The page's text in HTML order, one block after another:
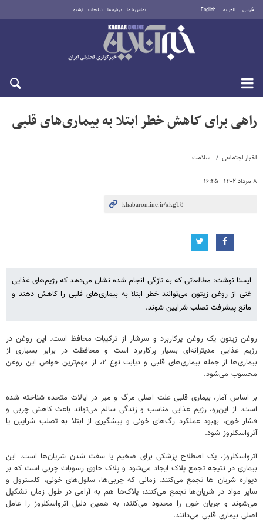
فارسی العربية English تماس با ما درباره ما تبلیغات آرشیو
یکشنبه ۱۸ مرداد ۱۴۰۵
اخبار اجتماعی سلامت
۸ مرداد ۱۴۰۲ - ۱۶:۴۵
راهی برای کاهش خطر ابتلا به بیماری‌های قلبی
ایسنا نوشت: مطالعاتی که به تازگی انجام شده نشان می‌دهد که رژیم‌های غذایی
غنی از روغن زیتون می‌توانند خطر ابتلا به بیماری‌های قلبی را کاهش دهند و
مانع پیشرفت تصلب شرایین شوند.
روغن زیتون یک روغن پرکاربرد و سرشار از ترکیبات محافظ است. این روغن در
رژیم غذایی مدیترانه‌ای بسیار پرکاربرد است و محافظت در برابر بسیاری از
بیماری‌ها از جمله بیماری‌های قلبی و دیابت نوع ۲، از مهم‌ترین خواص این روغن
محسوب می‌شود.
بر اساس آمار، بیماری قلبی علت اصلی مرگ و میر در ایالات متحده شناخته شده
است. از این‌رو، رژیم غذایی مناسب و زندگی سالم می‌تواند باعث کاهش چربی و
فشار خون، بهبود عملکرد رگ‌های خونی و پیشگیری از ابتلا به تصلب شرایین یا
آترواسکلروز شود.
آترواسکلروز، یک اصطلاح پزشکی برای ضخیم یا سفت شدن شریان‌ها است. این
بیماری در نتیجه تجمع پلاک ایجاد می‌شود و پلاک حاوی رسوبات چربی است که بر
دیواره شریان ها تجمع می‌کنند. زمانی که چربی‌ها، سلول‌های خونی، کلسترول و
سایر مواد در شریان‌ها تجمع می‌کنند، پلاک‌ها هم به آرامی در طول زمان تشکیل
می‌شوند و جریان خون را محدود می‌کنند، به همین دلیل آترواسکلروز را عامل
اصلی بیماری قلبی می‌دانند.